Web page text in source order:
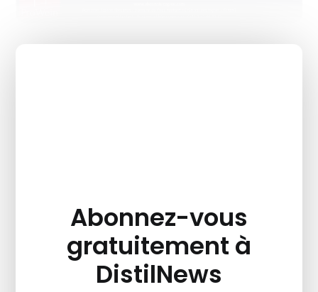
Abonnez-vous
gratuitement à
DistilNews